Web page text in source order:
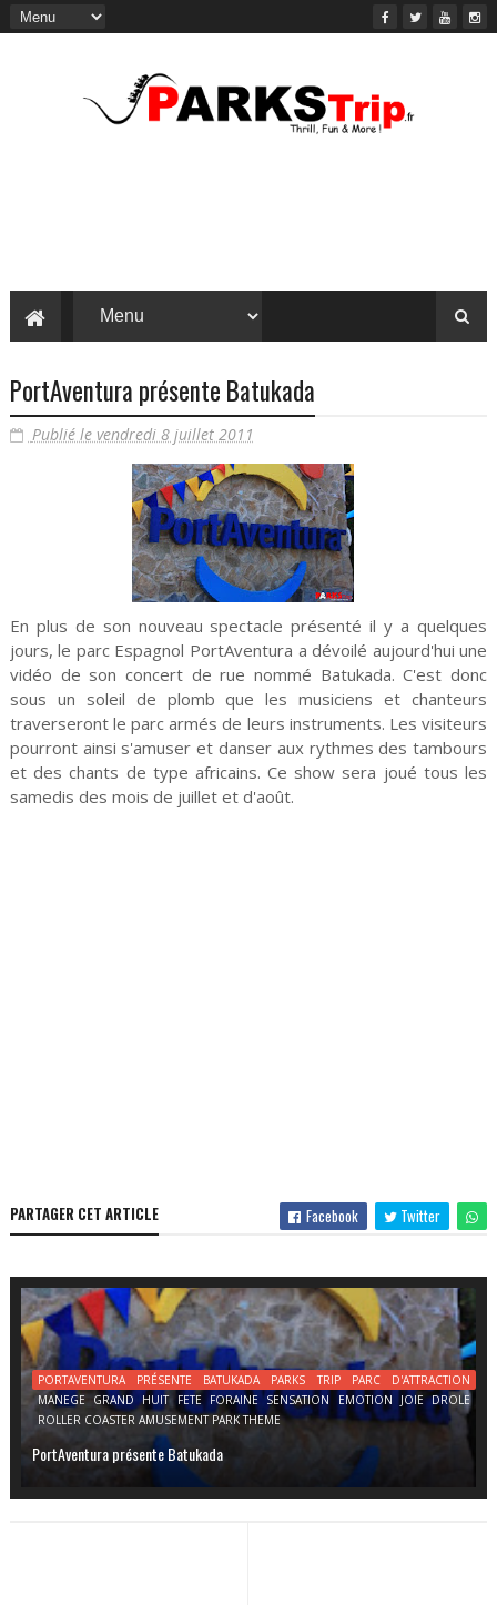
PortAventura présente Batukada
Publié le vendredi 8 juillet 2011
En plus de son nouveau spectacle présenté il y a quelques
jours, le parc Espagnol PortAventura a dévoilé aujourd'hui une
vidéo de son concert de rue nommé Batukada. C'est donc
sous un soleil de plomb que les musiciens et chanteurs
traverseront le parc armés de leurs instruments. Les visiteurs
pourront ainsi s'amuser et danser aux rythmes des tambours
et des chants de type africains. Ce show sera joué tous les
samedis des mois de juillet et d'août.
PARTAGER CET ARTICLE Facebook Twitter
PORTAVENTURA PRÉSENTE BATUKADA PARKS TRIP PARC D'ATTRACTION
MANEGE GRAND HUIT FETE FORAINE SENSATION EMOTION JOIE DROLE
ROLLER COASTER AMUSEMENT PARK THEME
PortAventura présente Batukada